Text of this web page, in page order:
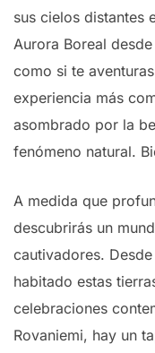
sus cielos distantes
Aurora Boreal
como si te
experiencia más
asombrado por la
fenómeno natural.
A medida que
descubrirás un
cautivadores.
habitado estas
celebraciones
Rovaniemi, hay un